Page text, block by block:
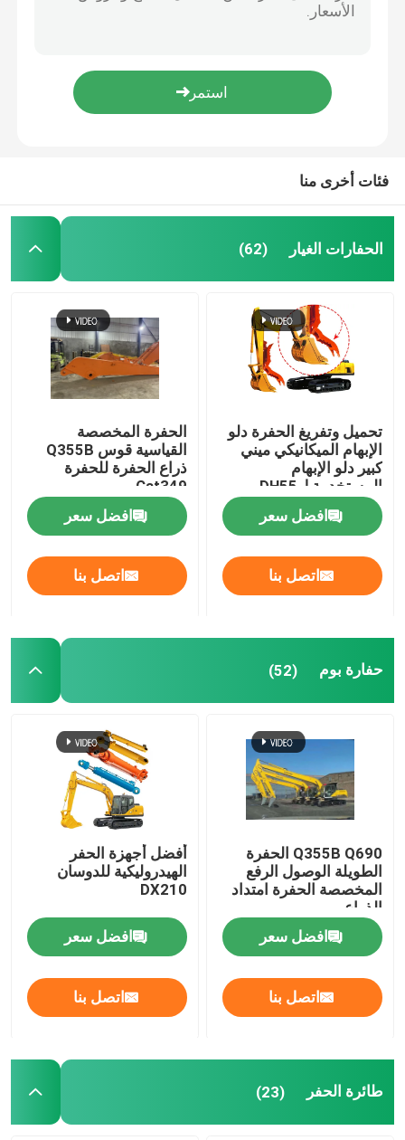
طائرة الحفر
حفارة دلو الصخور
أجزاء حفارة هيدروليكية
قطع أجزاء تحت عربة الحفر
محرك حفارة
محركات الحفر
أسنان دلو الحفر
فئات أخرى منا
الحفارات الغيار (62)
تحميل وتفريغ الحفرة دلو
الإبهام الميكانيكي ميني
كبير دلو الإبهام
المستخدمة لDH55
افضل سعر
اتصل بنا
الحفرة المخصصة
القياسية قوس Q355B
ذراع الحفرة للحفرة
Cat349
افضل سعر
اتصل بنا
حفارة بوم (52)
Q355B Q690 الحفرة
الطويلة الوصول الرفع
المخصصة الحفرة امتداد
الذراع
افضل سعر
اتصل بنا
أفضل أجهزة الحفر
الهيدروليكية للدوسان
DX210
افضل سعر
اتصل بنا
طائرة الحفر (23)